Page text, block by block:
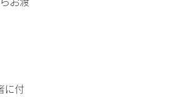
に付